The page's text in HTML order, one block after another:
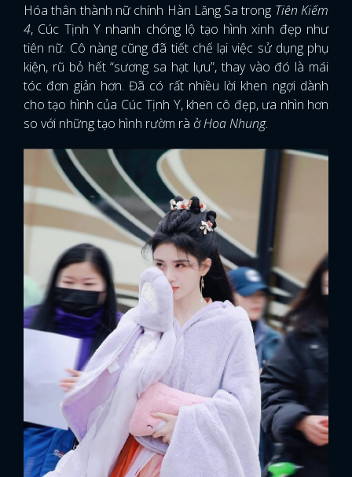
Hóa thân thành nữ chính Hàn Lăng Sa trong Tiên Kiếm
4, Cúc Tịnh Y nhanh chóng lộ tạo hình xinh đẹp như
tiên nữ. Cô nàng cũng đã tiết chế lại việc sử dụng phụ
kiện, rũ bỏ hết “sương sa hạt lựu”, thay vào đó là mái
tóc đơn giản hơn. Đã có rất nhiều lời khen ngợi dành
cho tạo hình của Cúc Tịnh Y, khen cô đẹp, ưa nhìn hơn
so với những tạo hình rườm rà ởHoa Nhung.